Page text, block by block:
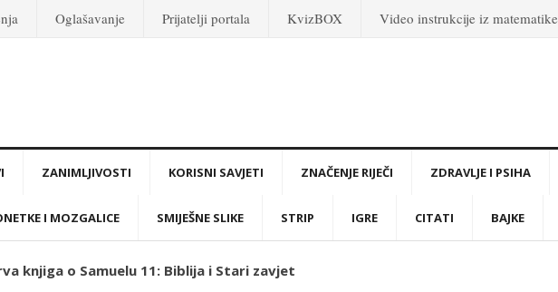
Oglašavanje Prijatelji portala KvizBOX Video instrukcije iz matematike
ZANIMLJIVOSTI KORISNI SAVJETI ZNAČENJE RIJEČI ZDRAVLJE I PSIHA
I MOZGALICE SMIJEŠNE SLIKE STRIP IGRE CITATI BAJKE
knjiga o Samuelu 11: Biblija i Stari zavjet